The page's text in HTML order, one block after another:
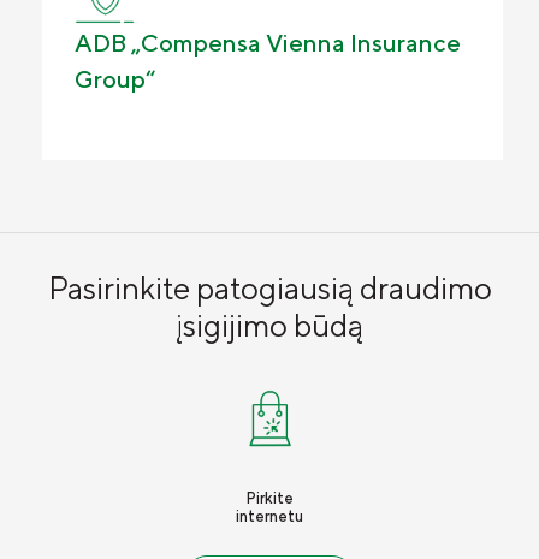
Karjera
ADB „Compensa Vienna Insurance
Group“
Pasirinkite patogiausią draudimo
įsigijimo būdą
Pirkite
internetu